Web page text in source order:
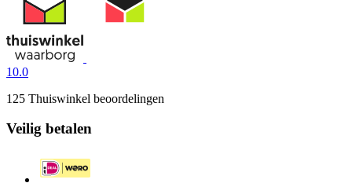
10.0
125 Thuiswinkel beoordelingen
Veilig betalen